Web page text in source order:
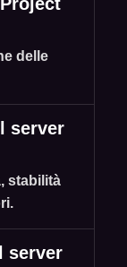
delle
server
stabilità
server